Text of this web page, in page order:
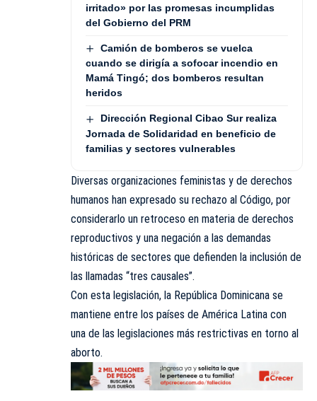
irritado» por las promesas incumplidas
del Gobierno del PRM
Camión de bomberos se vuelca
cuando se dirigía a sofocar incendio en
Mamá Tingó; dos bomberos resultan
heridos
Dirección Regional Cibao Sur realiza
Jornada de Solidaridad en beneficio de
familias y sectores vulnerables
Diversas organizaciones feministas y de derechos
humanos han expresado su rechazo al Código, por
considerarlo un retroceso en materia de derechos
reproductivos y una negación a las demandas
históricas de sectores que defienden la inclusión de
las llamadas “tres causales”.
Con esta legislación, la República Dominicana se
mantiene entre los países de América Latina con
una de las legislaciones más restrictivas en torno al
aborto.